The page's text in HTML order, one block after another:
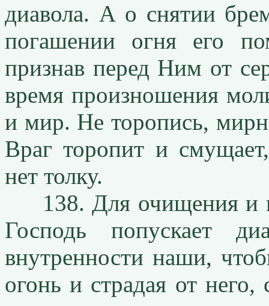
диавола. А о снятии
погашении огня его
признав перед Ним от
время произношения
и мир. Не торопись,
Враг торопит и
нет толку.
138. Для очищения и
Господь попускает
внутренности наши,
огонь и страдая от него,